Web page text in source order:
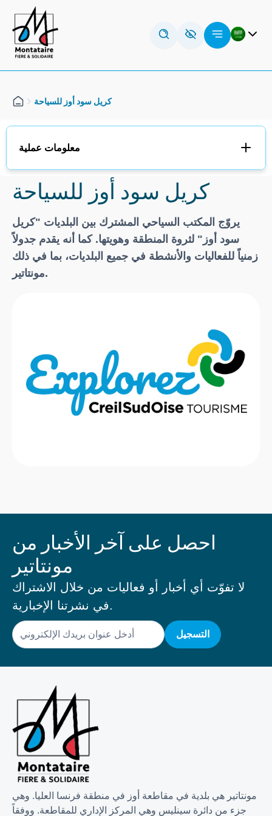
تخطي
إلى
المحتوى
كريل سود أوز للسياحة
معلومات عملية
كريل سود أوز للسياحة
يروّج المكتب السياحي المشترك بين البلديات "كريل
سود أوز" لثروة المنطقة وهويتها. كما أنه يقدم جدولاً
زمنياً للفعاليات والأنشطة في جميع البلديات، بما في ذلك
مونتاتير.
احصل على آخر الأخبار من
مونتاتير
لا تفوّت أي أخبار أو فعاليات من خلال الاشتراك
في نشرتنا الإخبارية.
البريد
الإلكتروني
مونتاتير هي بلدية في مقاطعة أوز في منطقة فرنسا العليا. وهي
جزء من دائرة سينليس وهي المركز الإداري للمقاطعة. ووفقاً
لوحة إدارة ملفات تعريف الارتباط